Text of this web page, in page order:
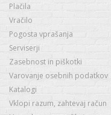
Plačila
Vračilo
Pogosta vprašanja
Serviserji
Zasebnost in piškotki
Varovanje osebnih podatkov
Katalogi
Vklopi razum, zahtevaj račun